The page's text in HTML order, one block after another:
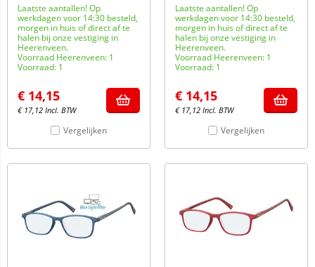
Laatste aantallen! Op
werkdagen voor 14:30 besteld,
morgen in huis of direct af te
halen bij onze vestiging in
Heerenveen.
Voorraad Heerenveen: 1
Voorraad: 1
€ 14,15
€ 17,12 Incl. BTW
Vergelijken
Laatste aantallen! Op
werkdagen voor 14:30 besteld,
morgen in huis of direct af te
halen bij onze vestiging in
Heerenveen.
Voorraad Heerenveen: 1
Voorraad: 1
€ 14,15
€ 17,12 Incl. BTW
Vergelijken